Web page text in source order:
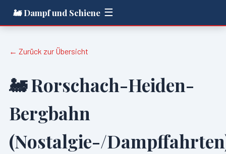
🚂 Dampf und Schiene ☰
← Zurück zur Übersicht
🚂 Rorschach-Heiden-
Bergbahn
(Nostalgie-/